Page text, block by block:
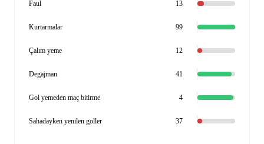
Faul 13
Kurtarmalar 99
Çalım yeme 12
Degajman 41
Gol yemeden maç bitirme 4
Sahadayken yenilen goller 37